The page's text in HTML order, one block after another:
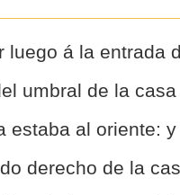
luego á la entrada
umbral de la
estaba al oriente:
derecho de la